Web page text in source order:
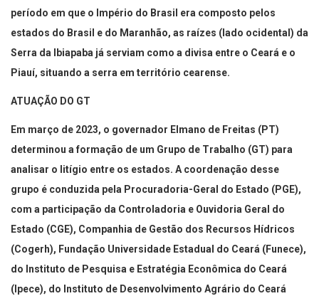
período em que o Império do Brasil era composto pelos
estados do Brasil e do Maranhão, as raízes (lado ocidental) da
Serra da Ibiapaba já serviam como a divisa entre o Ceará e o
Piauí, situando a serra em território cearense.
ATUAÇÃO DO GT
Em março de 2023, o governador Elmano de Freitas (PT)
determinou a formação de um Grupo de Trabalho (GT) para
analisar o litígio entre os estados. A coordenação desse
grupo é conduzida pela Procuradoria-Geral do Estado (PGE),
com a participação da Controladoria e Ouvidoria Geral do
Estado (CGE), Companhia de Gestão dos Recursos Hídricos
(Cogerh), Fundação Universidade Estadual do Ceará (Funece),
do Instituto de Pesquisa e Estratégia Econômica do Ceará
(Ipece), do Instituto de Desenvolvimento Agrário do Ceará